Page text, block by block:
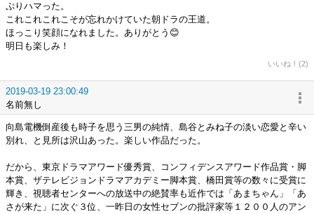
ぷりハマった。
これこれこれこそが忘れかけていた朝ドラの王道。
ほっこり笑顔になれました。ありがとう😊
明日も楽しみ！
いいね！(2)
2019-03-19 23:00:49
名前無し
向島電機倒産後も時子を思う三男の純情、島谷とみね子の淡い恋愛と辛い
別れ、と見所は沢山あった。楽しい作品だった。
だから、東京ドラマアワード優秀賞、コンフィデンスアワード作品賞・脚
本賞、ザテレビジョンドラマアカデミー脚本賞、橋田賞等の数々に受賞に
輝き、視聴者センターへの放送中の絶賛率も近作では「あまちゃん」「あ
さが来た」に次ぐ３位、一昨日の女性セブンの批評家等１２００人のアン